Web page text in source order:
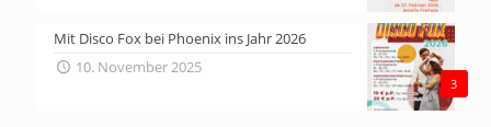
3
Mit Disco Fox bei Phoenix ins Jahr 2026
10. November 2025